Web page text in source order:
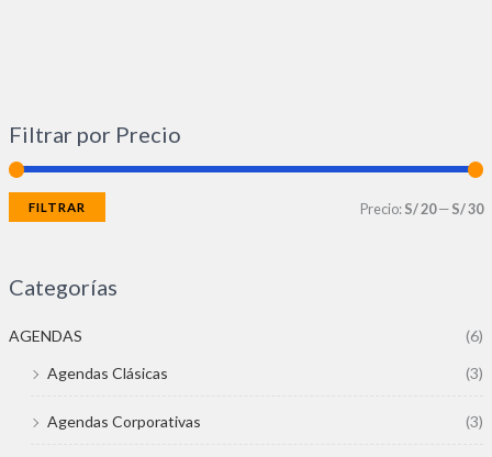
Filtrar por Precio
FILTRAR Precio:S/ 20—S/ 30
Categorías
AGENDAS
(6)
Agendas Clásicas
(3)
Agendas Corporativas (3)